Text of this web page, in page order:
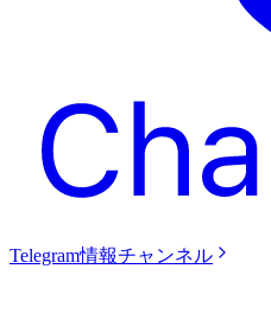
Telegram情報チャンネル